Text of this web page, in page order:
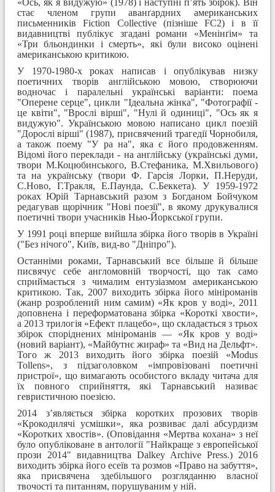
стає членом групи аванґардних американських
письменників Fiction Collective (пізніше FC2) і в її
видавництві публікує згадані романи «Менінґім» та
«Три бльондинки і смерть», які були високо оцінені
американською критикою.
У 1970-1980-х роках написав і опублікував низку
поетичних творів англійською мовою, створюючи
водночас і паралельні українські варіанти: поема
"Оперене серце", цикли "Ідеальна жінка", "Фотографії -
це квіти", "Врослі вірші", "Нулі й одиниці", "Ось як я
видужую". Українською мовою написано цикл поезій
"Дорослі вірші" (1987), присвячений трагедії Чорнобиля,
а також поему "У ра на", яка є його продовженням.
Відомі його переклади - на англійську (українські думи,
твори М.Коцюбинського, В.Стефаника, М.Хвильового)
та на українську (твори Ф. Гарсія Лорки, П.Неруди,
С.Ново, Г.Тракля, Е.Паунда, С.Беккета). У 1959-1972
роках Юрій Тарнавський разом з Богданом Бойчуком
редагував щорічник "Нові поезії", в якому друкувалися
поетичні твори учасників Нью-Йоркської групи.
У 1991 році вперше вийшла збірка його творів в Україні
("Без нічого", Київ, вид-во "Дніпро").
Останніми роками, Тарнавський все більше й більше
писвячує себе англомовній творчості, що так само
сприймається з чималим ентузіазмом американською
критикою. Так, 2007 виходить збірка його мініроманів
(жанр розроблений ним самим) «Як кров у воді», 2011
доповнена і переформатована збірка «Короткі хвости»,
а 2013 трилогія «Ефект плацебо», що складається з трьох
збірок споріднених мініроманів — «Як кров у воді»
(новий варіант), «Майбутнє жираф» та «Вид на Дельфт».
Того ж 2013 виходить його збірка поезій «Modus
Tollens», з підзаголовком «імпровізовані поетичні
пристрої», що вимагають особистого вкладу читача для
їх повного сприйняття, які Тарнавський називає
гевристичною поезією.
2014 з’являється збірка коротких прозових творів
«Крокодилячі усмішки», яка розвиває далі абсурдизм
«Коротких хвостів». (Оповідання «Mертва кохана» з неї
було опубліковане в антолoгії "Найкраще з европейської
прози 2014" видавництва Dalkey Archive Press.) 2016
виходить збірка його есеїв та розмов «Право на забуття»,
яка присвячена здебільшого розгляданню власної
твочості та питанням, порушуваним у ній.